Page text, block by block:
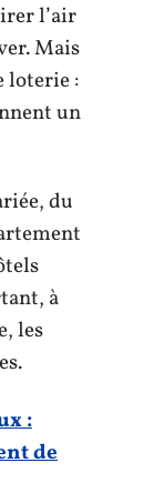
l’air
Mais
loterie :
un
du
à
les
:
de